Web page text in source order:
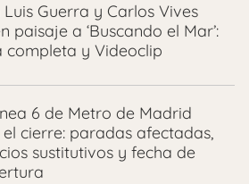
Guerra y Carlos Vives
paisaje a ‘Buscando el Mar’:
completa y Videoclip
6 de Metro de Madrid
cierre: paradas afectadas,
sustitutivos y fecha de